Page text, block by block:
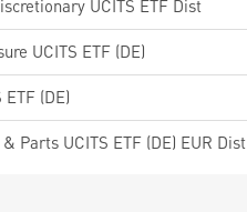
UCITS ETF Dist
UCITS ETF (DE)
(DE)
Parts UCITS ETF (DE) EUR Dist